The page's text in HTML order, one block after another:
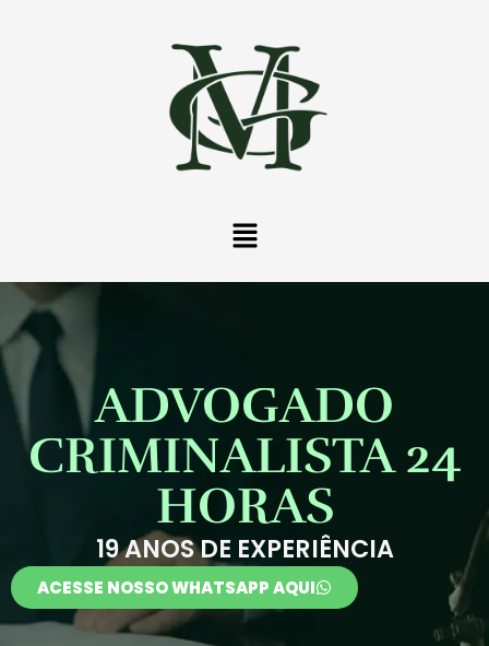
ADVOGADO
CRIMINALISTA 24
HORAS
19 ANOS DE EXPERIÊNCIA
ACESSE NOSSO WHATSAPP AQUI